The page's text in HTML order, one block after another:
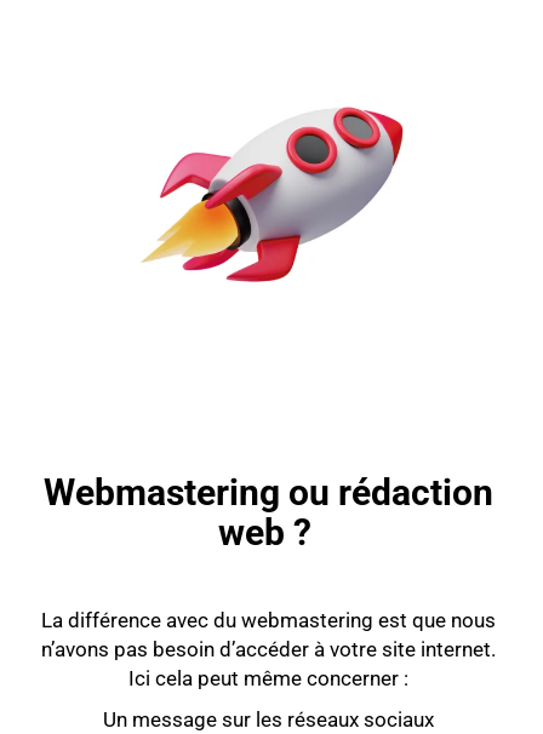
Webmastering ou rédaction
web ?
La différence avec du webmastering est que nous
n’avons pas besoin d’accéder à votre site internet.
Ici cela peut même concerner :
Un message sur les réseaux sociaux